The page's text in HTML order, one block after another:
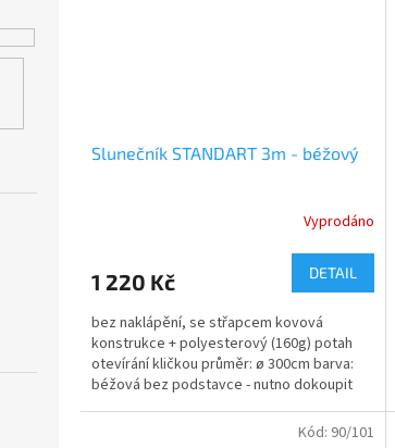
Slunečník STANDART 3m - béžový
Vyprodáno
1 220 Kč DETAIL
bez naklápění, se střapcem kovová
konstrukce + polyesterový (160g) potah
otevírání kličkou průměr: ø 300cm barva:
béžová bez podstavce - nutno dokoupit
rozměr kartonu:...
Kód: 90/101